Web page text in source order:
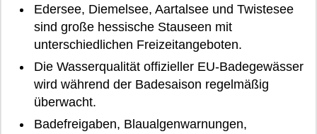
Edersee, Diemelsee, Aartalsee und Twistesee
sind große hessische Stauseen mit
unterschiedlichen Freizeitangeboten.
Die Wasserqualität offizieller EU-Badegewässer
wird während der Badesaison regelmäßig
überwacht.
Badefreigaben, Blaualgenwarnungen,